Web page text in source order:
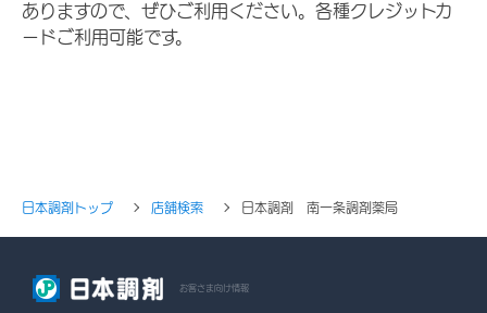
ありますので、ぜひご利用ください。各種クレジットカ
ードご利用可能です。
日本調剤トップ 店舗検索 日本調剤 南一条調剤薬局
お客さま向け情報